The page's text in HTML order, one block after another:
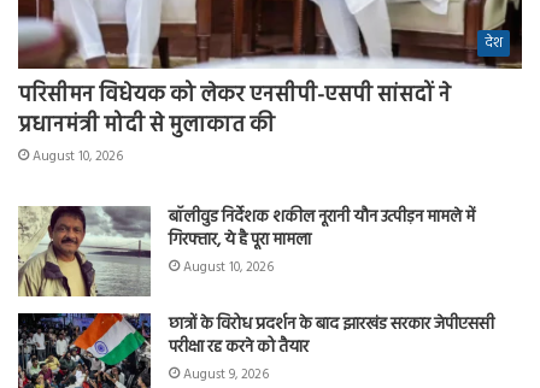
देश
परिसीमन विधेयक को लेकर एनसीपी-एसपी सांसदों ने
प्रधानमंत्री मोदी से मुलाकात की
August 10, 2026
बॉलीवुड निर्देशक शकील नूरानी यौन उत्पीड़न मामले में
गिरफ्तार, ये है पूरा मामला
August 10, 2026
छात्रों के विरोध प्रदर्शन के बाद झारखंड सरकार जेपीएससी
परीक्षा रद्द करने को तैयार
August 9, 2026